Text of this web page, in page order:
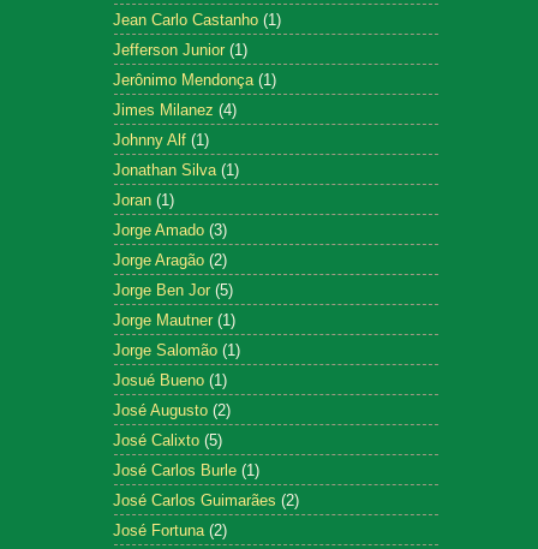
Jean Carlo Castanho (1)
Jefferson Junior (1)
Jerônimo Mendonça (1)
Jimes Milanez (4)
Johnny Alf (1)
Jonathan Silva (1)
Joran (1)
Jorge Amado (3)
Jorge Aragão (2)
Jorge Ben Jor (5)
Jorge Mautner (1)
Jorge Salomão (1)
Josué Bueno (1)
José Augusto (2)
José Calixto (5)
José Carlos Burle (1)
José Carlos Guimarães (2)
José Fortuna (2)